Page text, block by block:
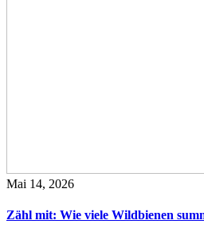
Mai 14, 2026
Zähl mit: Wie viele Wildbienen